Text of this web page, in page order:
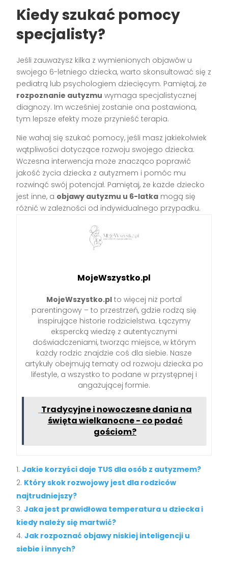
Kiedy szukać pomocy
specjalisty?
Jeśli zauważysz kilka z wymienionych objawów u
swojego 6-letniego dziecka, warto skonsultować się z
pediatrą lub psychologiem dziecięcym. Pamiętaj, że
rozpoznanie autyzmu wymaga specjalistycznej
diagnozy. Im wcześniej zostanie ona postawiona,
tym lepsze efekty może przynieść terapia.
Nie wahaj się szukać pomocy, jeśli masz jakiekolwiek
wątpliwości dotyczące rozwoju swojego dziecka.
Wczesna interwencja może znacząco poprawić
jakość życia dziecka z autyzmem i pomóc mu
rozwinąć swój potencjał. Pamiętaj, że każde dziecko
jest inne, a objawy autyzmu u 6-latka mogą się
różnić w zależności od indywidualnego przypadku.
MojeWszystko.pl
MojeWszystko.pl to więcej niż portal
parentingowy – to przestrzeń, gdzie rodzą się
inspirujące historie rodzicielstwa. Łączymy
ekspercką wiedzę z autentycznymi
doświadczeniami, tworząc miejsce, w którym
każdy rodzic znajdzie coś dla siebie. Nasze
artykuły obejmują tematy od rozwoju dziecka po
lifestyle, a wszystko to podane w przystępnej i
angażującej formie.
Tradycyjne i nowoczesne dania na
święta wielkanocne - co podać
gościom?
Jakie korzyści daje TUS dla osób z autyzmem?
Który skok rozwojowy jest dla rodziców
najtrudniejszy?
Jaka jest prawidłowa temperatura u dziecka i
kiedy należy się martwić?
Jak rozpoznać objawy niskiej inteligencji u
siebie i innych?